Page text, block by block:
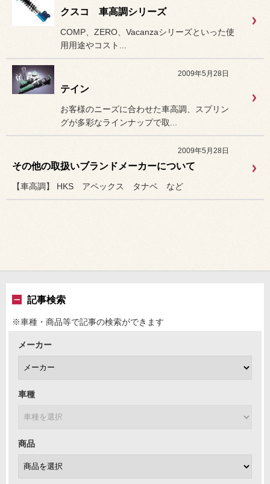
クスコ 車高調シリーズ
COMP、ZERO、Vacanzaシリーズといった使
用用途やコスト...
2009年5月28日
テイン
お客様のニーズに合わせた車高調、スプリン
グが多彩なラインナップで取...
2009年5月28日
その他の取扱いブランドメーカーについて
【車高調】 HKS アペックス タナベ など
記事検索
※車種・商品等で記事の検索ができます
メーカー
車種
商品